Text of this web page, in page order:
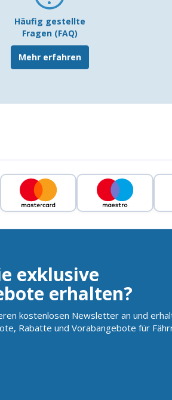
Häufig gestellte
Fragen (FAQ)
Mehr erfahren
exklusive
erhalten?
kostenlosen Newsletter an und
Rabatte und Vorabangebote für